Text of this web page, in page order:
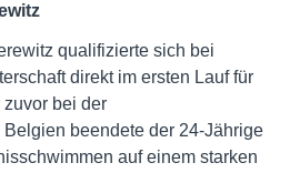
qualifizierte sich bei
direkt im ersten Lauf für
bei der
beendete der 24-Jährige
auf einem starken